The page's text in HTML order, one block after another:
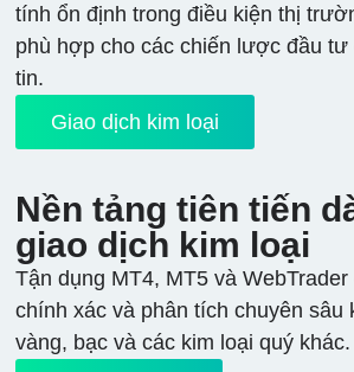
tính ổn định trong điều kiện thị
phù hợp cho các chiến lược đầu
tin.
Giao dịch kim loại
Nền tảng tiên tiến
giao dịch kim loại
Tận dụng MT4, MT5 và
chính xác và phân tích chuyên sâu
vàng, bạc và các kim loại quý khác.